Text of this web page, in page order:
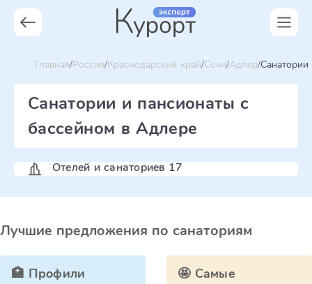
Главная Россия Краснодарский край Сочи Адлер
Санатории и пансионаты с
бассейном в Адлере
Отелей и санаториев 17
Лучшие предложения по санаториям
🏥 Профили
🤩 Самые